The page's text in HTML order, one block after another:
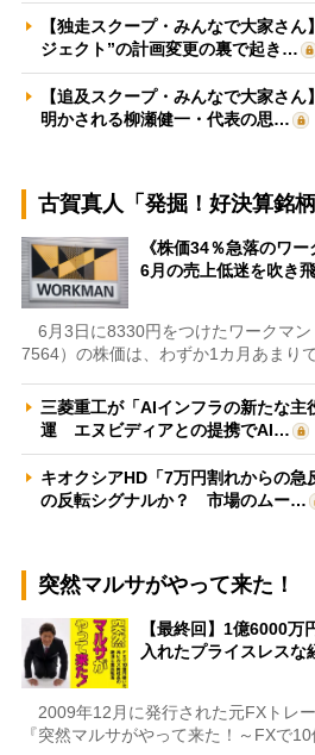
【独走スクープ・みんなで大家さ
ジェクト”の計画変更の裏で起き…
【追及スクープ・みんなで大家さ
明かされる柳瀬健一・代表の思…
古賀真人「発掘！好決算銘柄
《株価34％急落のワ
6月の売上低迷を吹き
6月3日に8330円をつけたワークマン
7564）の株価は、わずか1カ月あまり
三菱重工が「AIインフラの新たな主
運 エヌビディアとの提携でAI…
キオクシアHD「7万円割れからの急
の反転シグナルか？ 市場のムー…
突然マルサがやって来た！
【最終回】1億6000万
入れたプライスレス
2009年12月に発行された元FXトレ
『突然マルサがやって来た！～FXで